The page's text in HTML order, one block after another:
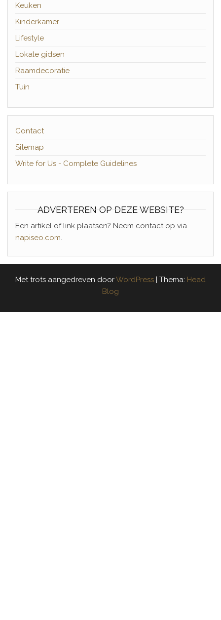
Keuken
Kinderkamer
Lifestyle
Lokale gidsen
Raamdecoratie
Tuin
Contact
Sitemap
Write for Us - Complete Guidelines
ADVERTEREN OP DEZE WEBSITE?
Een artikel of link plaatsen? Neem contact op via
napiseo.com.
Met trots aangedreven doorWordPress | Thema: Head
Blog